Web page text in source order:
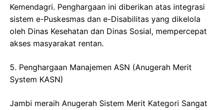
Kemendagri. Penghargaan ini diberikan atas integrasi
sistem e-Puskesmas dan e-Disabilitas yang dikelola
oleh Dinas Kesehatan dan Dinas Sosial, mempercepat
akses masyarakat rentan.
​5. Penghargaan Manajemen ASN (Anugerah Merit
System KASN)
​Jambi meraih Anugerah Sistem Merit Kategori Sangat